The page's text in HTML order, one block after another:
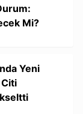
Mi?
Yeni